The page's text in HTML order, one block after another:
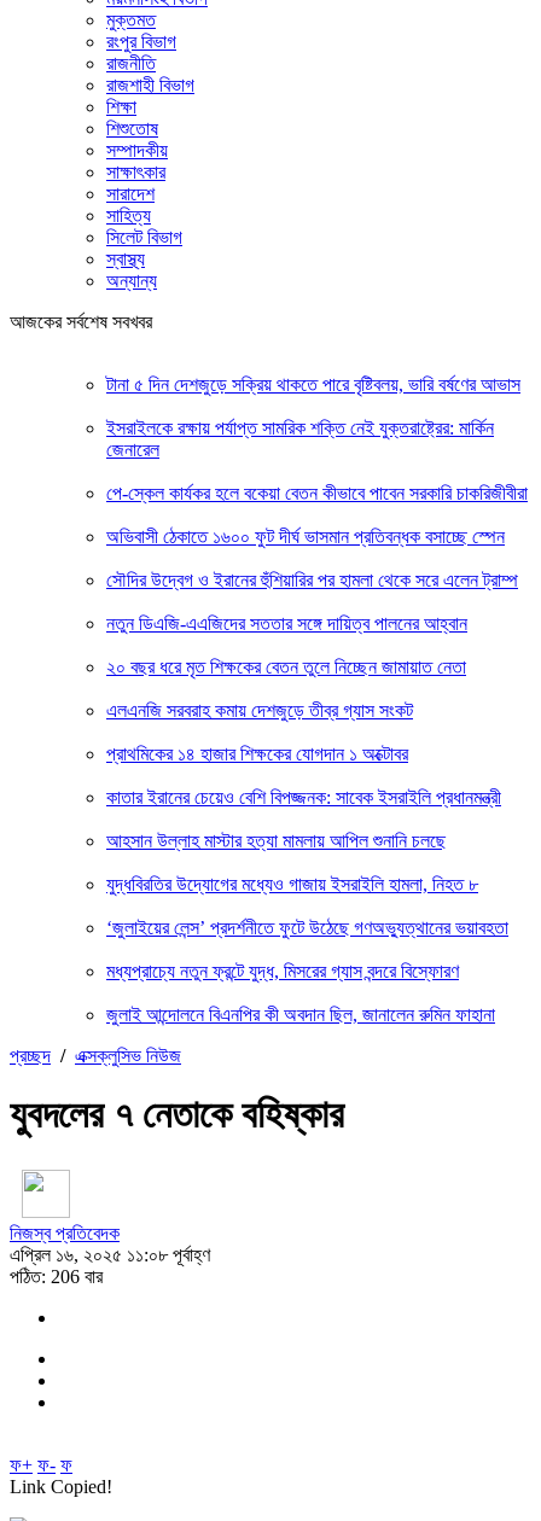
মুক্তমত
রংপুর বিভাগ
রাজনীতি
রাজশাহী বিভাগ
শিক্ষা
শিশুতোষ
সম্পাদকীয়
সাক্ষাৎকার
সারাদেশ
সাহিত্য
সিলেট বিভাগ
স্বাস্থ্য
অন্যান্য
আজকের সর্বশেষ সবখবর
টানা ৫ দিন দেশজুড়ে সক্রিয় থাকতে পারে বৃষ্টিবলয়, ভারি বর্ষণের আভাস
ইসরাইলকে রক্ষায় পর্যাপ্ত সামরিক শক্তি নেই যুক্তরাষ্ট্রের: মার্কিন
জেনারেল
পে-স্কেল কার্যকর হলে বকেয়া বেতন কীভাবে পাবেন সরকারি চাকরিজীবীরা
অভিবাসী ঠেকাতে ১৬০০ ফুট দীর্ঘ ভাসমান প্রতিবন্ধক বসাচ্ছে স্পেন
সৌদির উদ্বেগ ও ইরানের হুঁশিয়ারির পর হামলা থেকে সরে এলেন ট্রাম্প
নতুন ডিএজি-এএজিদের সততার সঙ্গে দায়িত্ব পালনের আহ্বান
২০ বছর ধরে মৃত শিক্ষকের বেতন তুলে নিচ্ছেন জামায়াত নেতা
এলএনজি সরবরাহ কমায় দেশজুড়ে তীব্র গ্যাস সংকট
প্রাথমিকের ১৪ হাজার শিক্ষকের যোগদান ১ অক্টোবর
কাতার ইরানের চেয়েও বেশি বিপজ্জনক: সাবেক ইসরাইলি প্রধানমন্ত্রী
আহসান উল্লাহ মাস্টার হত্যা মামলায় আপিল শুনানি চলছে
যুদ্ধবিরতির উদ্যোগের মধ্যেও গাজায় ইসরাইলি হামলা, নিহত ৮
‘জুলাইয়ের লেন্স’ প্রদর্শনীতে ফুটে উঠেছে গণঅভ্যুত্থানের ভয়াবহতা
মধ্যপ্রাচ্যে নতুন ফ্রন্টে যুদ্ধ, মিসরের গ্যাস বন্দরে বিস্ফোরণ
জুলাই আন্দোলনে বিএনপির কী অবদান ছিল, জানালেন রুমিন ফাহানা
প্রচ্ছদ / এক্সক্লুসিভ নিউজ
যুবদলের ৭ নেতাকে বহিষ্কার
নিজস্ব প্রতিবেদক
এপ্রিল ১৬, ২০২৫ ১১:০৮ পূর্বাহ্ণ
পঠিত: 206 বার
ফ+ ফ- ফ
Link Copied!